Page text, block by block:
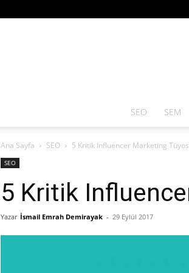
SEO SEM
Ana Sayfa SEO 5 Kritik Influencer Marketing
SEO
5 Kritik
Yazar İsmail Emrah Demirayak - 29 Eylül 2017